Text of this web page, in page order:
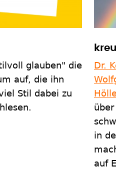
glauben" die
auf, die ihn
Stil dabei zu
Dr.
in
auf